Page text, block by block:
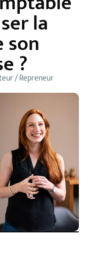
la
son
?
/ Repreneur